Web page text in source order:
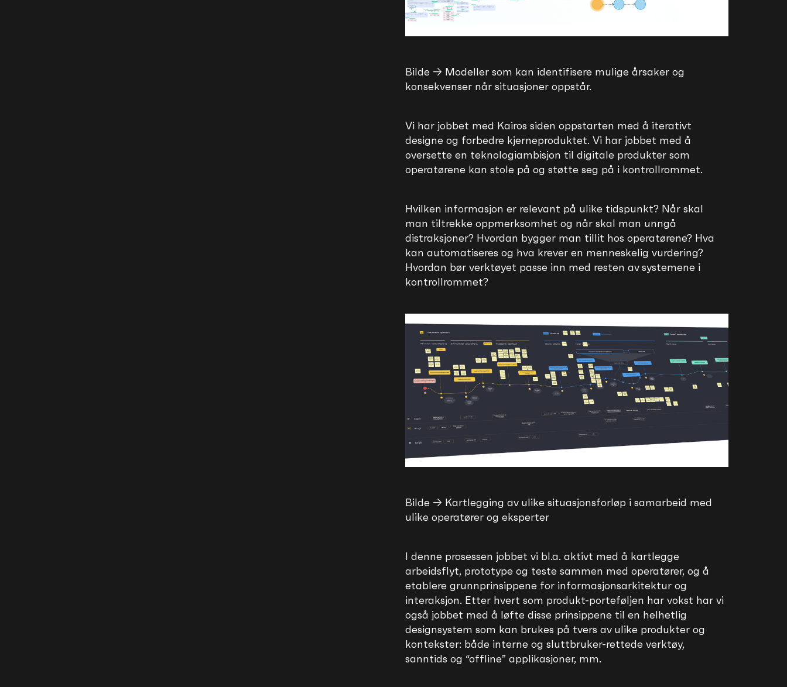
Bilde → Modeller som kan identifisere mulige årsaker og
konsekvenser når situasjoner oppstår.
Vi har jobbet med Kairos siden oppstarten med å iterativt
designe og forbedre kjerneproduktet. Vi har jobbet med å
oversette en teknologiambisjon til digitale produkter som
operatørene kan stole på og støtte seg på i kontrollrommet.
Hvilken informasjon er relevant på ulike tidspunkt? Når skal
man tiltrekke oppmerksomhet og når skal man unngå
distraksjoner? Hvordan bygger man tillit hos operatørene? Hva
kan automatiseres og hva krever en menneskelig vurdering?
Hvordan bør verktøyet passe inn med resten av systemene i
kontrollrommet?
Bilde → Kartlegging av ulike situasjonsforløp i samarbeid med
ulike operatører og eksperter
I denne prosessen jobbet vi bl.a. aktivt med å kartlegge
arbeidsflyt, prototype og teste sammen med operatører, og å
etablere grunnprinsippene for informasjonsarkitektur og
interaksjon. Etter hvert som produkt-porteføljen har vokst har vi
også jobbet med å løfte disse prinsippene til en helhetlig
designsystem som kan brukes på tvers av ulike produkter og
kontekster: både interne og sluttbruker-rettede verktøy,
sanntids og “offline” applikasjoner, mm.